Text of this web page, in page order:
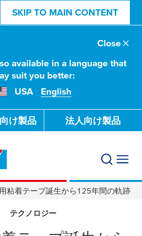
SKIP TO MAIN CONTENT
available in a language that
suit you better:
USA
English
Close
け製品 法人向け製品
粘着テープ誕生から125年間の軌跡
テクノロジー